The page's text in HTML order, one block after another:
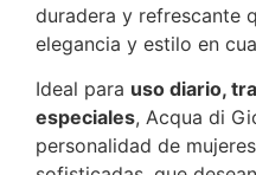
duradera y refrescante
elegancia y estilo en
Ideal para uso diario,
especiales, Acqua di
personalidad de